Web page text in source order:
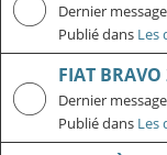
Dernier
Publié dans Les
FIAT BRAVO
Dernier
Publié dans Les